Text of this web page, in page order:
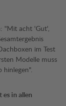
"Mit acht 'Gut',
im Test
Modelle muss
in allen